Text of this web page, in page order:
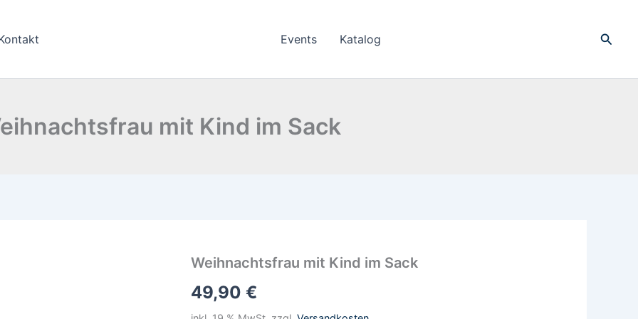
Events Katalog
mit Kind im Sack
Weihnachtsfrau mit Kind im Sack
49,90€
Weihnachtsfrau
Kind